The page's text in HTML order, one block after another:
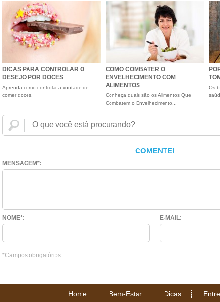
DICAS PARA CONTROLAR O
DESEJO POR DOCES
Aprenda como controlar a vontade de
comer doces.
COMO COMBATER O
ENVELHECIMENTO COM
ALIMENTOS
Conheça quais são os Alimentos Que
Combatem o Envelhecimento...
Os
COMENTE!
MENSAGEM*:
NOME*: E-MAIL:
*Campos obrigatórios
Home Bem-Estar Dicas